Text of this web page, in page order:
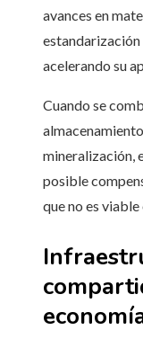
avances en
acelerando su
Cuando se
mineralización,
posible
que no es